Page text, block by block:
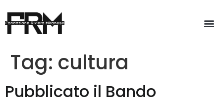
Tag: cultura
Pubblicato il Bando